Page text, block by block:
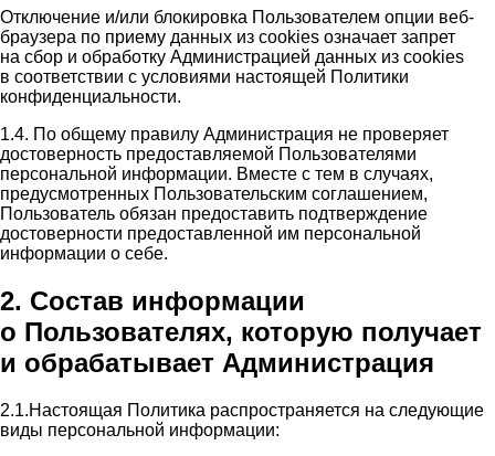
Отключение и/или блокировка Пользователем опции веб-
браузера по приему данных из cookies означает запрет
на сбор и обработку Администрацией данных из cookies
в соответствии с условиями настоящей Политики
конфиденциальности.
1.4. По общему правилу Администрация не проверяет
достоверность предоставляемой Пользователями
персональной информации. Вместе с тем в случаях,
предусмотренных Пользовательским соглашением,
Пользователь обязан предоставить подтверждение
достоверности предоставленной им персональной
информации о себе.
2. Состав информации
о Пользователях, которую получает
и обрабатывает Администрация
2.1.Настоящая Политика распространяется на следующие
виды персональной информации: